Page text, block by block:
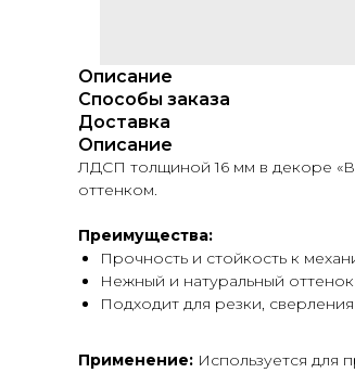
Описание
Способы заказа
Доставка
Описание
ЛДСП толщиной 16 мм в декоре
оттенком.
Преимущества:
Прочность и стойкость к
Нежный и натуральный
Подходит для резки,
Применение: Используется для